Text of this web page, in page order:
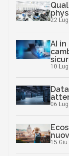
22
AI
10
06
15 Giu